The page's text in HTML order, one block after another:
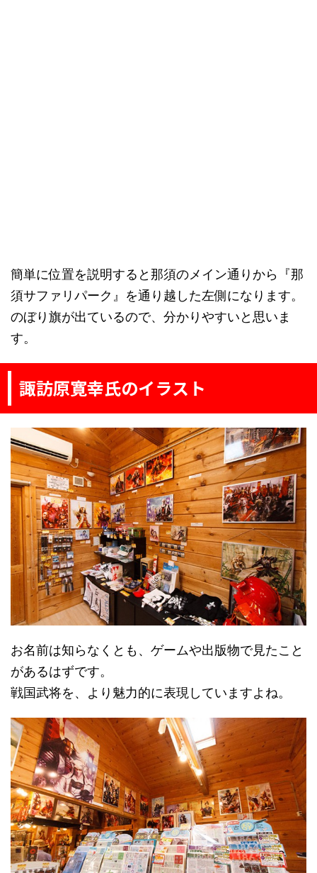
簡単に位置を説明すると那須のメイン通りから『那
須サファリパーク』を通り越した左側になります。
のぼり旗が出ているので、分かりやすいと思いま
す。
諏訪原寛幸氏のイラスト
お名前は知らなくとも、ゲームや出版物で見たこと
があるはずです。
戦国武将を、より魅力的に表現していますよね。